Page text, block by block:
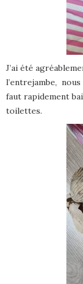
J’ai été
l’entrejambe,
faut rapidement
toilettes.